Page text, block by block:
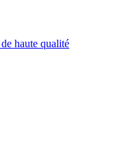
haute qualité